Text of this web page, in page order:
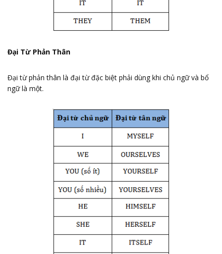
Đại Từ Phản Thân
Đại từ phản thân là đại từ đặc biệt phải dùng khi chủ ngữ và bổ
ngữ là một.